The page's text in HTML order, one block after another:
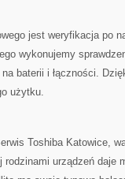
jest weryfikacja po
wykonujemy
baterii i łączności.
użytku.
Toshiba Katowice,
urządzeń daje